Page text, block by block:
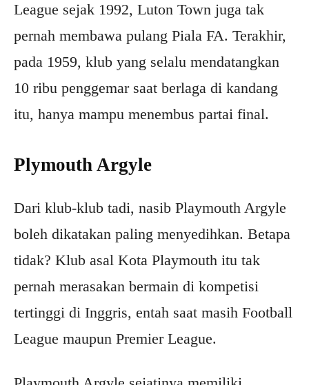
League sejak 1992, Luton Town juga tak
pernah membawa pulang Piala FA. Terakhir,
pada 1959, klub yang selalu mendatangkan
10 ribu penggemar saat berlaga di kandang
itu, hanya mampu menembus partai final.
Plymouth Argyle
Dari klub-klub tadi, nasib Playmouth Argyle
boleh dikatakan paling menyedihkan. Betapa
tidak? Klub asal Kota Playmouth itu tak
pernah merasakan bermain di kompetisi
tertinggi di Inggris, entah saat masih Football
League maupun Premier League.